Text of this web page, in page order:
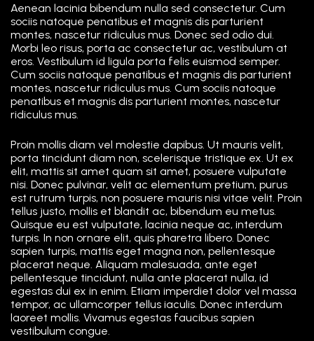
Aenean lacinia bibendum nulla sed consectetur. Cum
sociis natoque penatibus et magnis dis parturient
montes, nascetur ridiculus mus. Donec sed odio dui.
Morbi leo risus, porta ac consectetur ac, vestibulum at
eros. Vestibulum id ligula porta felis euismod semper.
Cum sociis natoque penatibus et magnis dis parturient
montes, nascetur ridiculus mus. Cum sociis natoque
penatibus et magnis dis parturient montes, nascetur
ridiculus mus.
Proin mollis diam vel molestie dapibus. Ut mauris velit,
porta tincidunt diam non, scelerisque tristique ex. Ut ex
elit, mattis sit amet quam sit amet, posuere vulputate
nisi. Donec pulvinar, velit ac elementum pretium, purus
est rutrum turpis, non posuere mauris nisi vitae velit. Proin
tellus justo, mollis et blandit ac, bibendum eu metus.
Quisque eu est vulputate, lacinia neque ac, interdum
turpis. In non ornare elit, quis pharetra libero. Donec
sapien turpis, mattis eget magna non, pellentesque
placerat neque. Aliquam malesuada, ante eget
pellentesque tincidunt, nulla ante placerat nulla, id
egestas dui ex in enim. Etiam imperdiet dolor vel massa
tempor, ac ullamcorper tellus iaculis. Donec interdum
laoreet mollis. Vivamus egestas faucibus sapien
vestibulum congue.